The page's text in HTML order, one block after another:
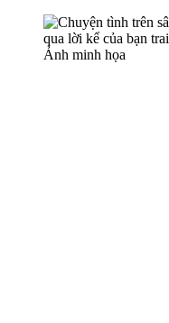
Ảnh minh họa